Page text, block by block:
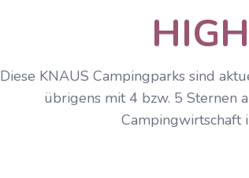
Diese KNAUS Campingparks sind
übrigens mit 4 bzw. 5 Sternen
Campingwirtschaft